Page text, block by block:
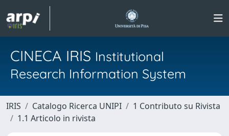
CINECA IRIS Institutional
Research Information System
IRIS Catalogo Ricerca UNIPI
1 Contributo su Rivista
1.1 Articolo in rivista